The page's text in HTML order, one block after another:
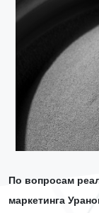
По вопросам
маркетинга